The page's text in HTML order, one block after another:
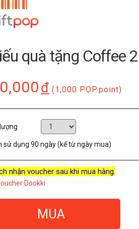
quà tặng Coffee
đ (1,000 POP point)
sử dụng 90 ngày (kể từ ngày mua)
nhận voucher sau khi mua hàng.
Dookki
MUA